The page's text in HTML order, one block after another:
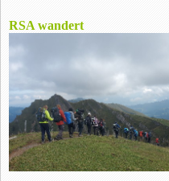
RSA wandert